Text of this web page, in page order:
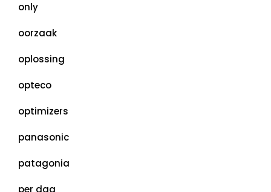
only
oorzaak
oplossing
opteco
optimizers
panasonic
patagonia
per dag